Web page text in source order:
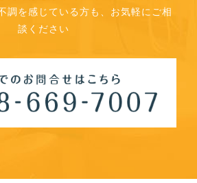
調を感じている方も、お気軽にご相
談ください